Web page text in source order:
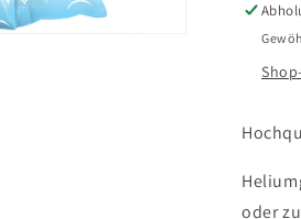
oder